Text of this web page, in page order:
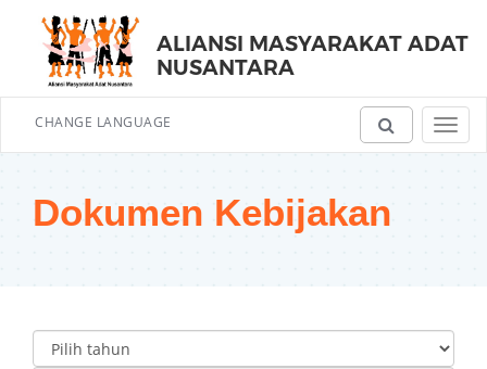
ALIANSI MASYARAKAT ADAT
NUSANTARA
CHANGE LANGUAGE
Dokumen Kebijakan